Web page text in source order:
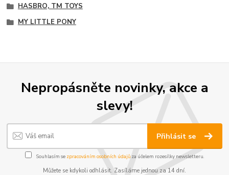
HASBRO, TM TOYS
MY LITTLE PONY
Nepropásněte novinky, akce a
slevy!
Přihlásit se
Souhlasím se zpracováním osobních údajůza účelem rozesílky newsletteru.
Můžete se kdykoli odhlásit. Zasíláme jednou za 14 dní.